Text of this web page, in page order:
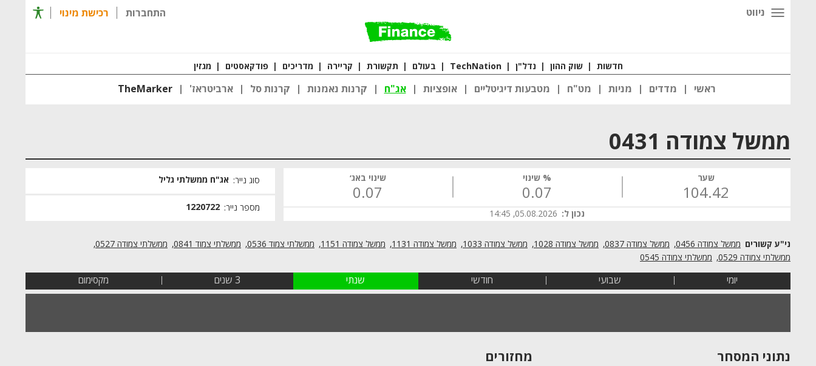
ניווט התחברות רכישת מינוי רכישת מינוי
חדשות שוק ההון נדל"ן TechNation בעולם תקשורת קריירה מדריכים פודקאסטים מגזין
ראשי מדדים מניות מט"ח מטבעות דיגיטליים אופציות אג"ח קרנות נאמנות קרנות סל ארביטראז' TheMarker
ממשל צמודה 0431
שער
104.42
% שינוי
0.07
שינוי באג׳
0.07
נכון ל: 05.08.2026, 14:45
סוג נייר: אג"ח ממשלתי גליל
מספר נייר: 1220722
ממשל צמודה 0456 ממשל צמודה 0837 ממשל צמודה 1028 ממשל צמודה 1033 ממשל צמודה 1131 ממשל צמודה 1151 ממשלתי צמוד 0536 ממשלתי צמוד 0841
ממשלתי צמודה 0527
ממשלתי צמודה 0529
ממשלתי צמודה 0545
יומי שבועי חודשי שנתי 3 שנים מקסימום
נתוני המסחר מחזורים